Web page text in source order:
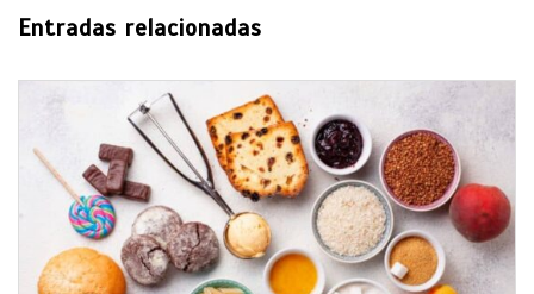
Entradas relacionadas
Estados Principal
David Monreal vincula campo,
seguridad y paz para Zacatecas
agosto 5, 2026 0 638 palabras